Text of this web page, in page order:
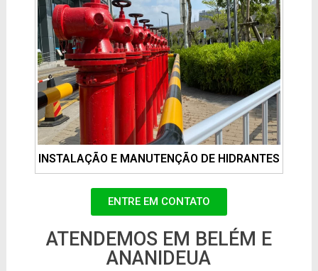
INSTALAÇÃO E MANUTENÇÃO DE HIDRANTES
ENTRE EM CONTATO
ATENDEMOS EM BELÉM E
ANANIDEUA